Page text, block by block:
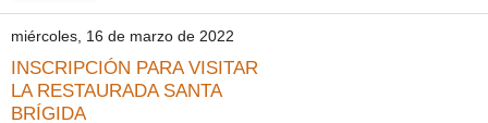
miércoles, 16 de marzo de 2022
INSCRIPCIÓN PARA VISITAR
LA RESTAURADA SANTA
BRÍGIDA